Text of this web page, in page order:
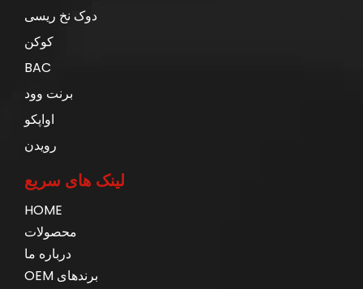
دوک نخ ریسی
کوکن
BAC
برنت وود
اواپکو
رویدن
لینک های سریع
HOME
محصولات
درباره ما
برندهای OEM